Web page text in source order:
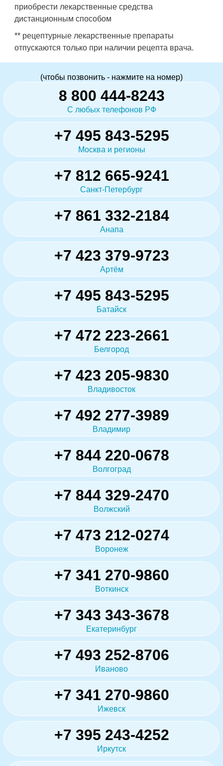
приобрести лекарственные средства
дистанционным способом
** рецептурные лекарственные препараты
отпускаются только при наличии рецепта врача.
(чтобы позвонить - нажмите на номер)
8 800 444-8243
С любых телефонов РФ
+7 495 843-5295
Москва и регионы
+7 812 665-9241
Санкт-Петербург
+7 861 332-2184
Анапа
+7 423 379-9723
Артём
+7 495 843-5295
Батайск
+7 472 223-2661
Белгород
+7 423 205-9830
Владивосток
+7 492 277-3989
Владимир
+7 844 220-0678
Волгоград
+7 844 329-2470
Волжский
+7 473 212-0274
Воронеж
+7 341 270-9860
Воткинск
+7 343 343-3678
Екатеринбург
+7 493 252-8706
Иваново
+7 341 270-9860
Ижевск
+7 395 243-4252
Иркутск